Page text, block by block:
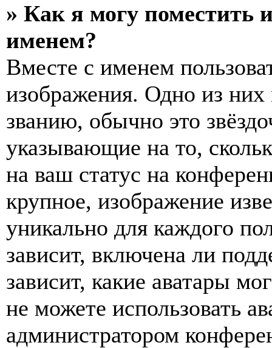
» Как я могу поместить
именем?
Вместе с именем
изображения. Одно из
званию, обычно это
указывающие на то,
на ваш статус на
крупное, изображение
уникально для каждого
зависит, включена ли
зависит, какие аватары
не можете использовать
администратором